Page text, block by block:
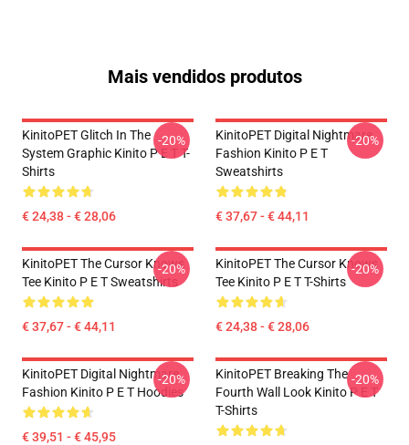
Mais vendidos produtos
KinitoPET Glitch In The
System Graphic Kinito P E T T-
Shirts
€ 24,38 - € 28,06
-20%
KinitoPET Digital Nightmare
Fashion Kinito P E T
Sweatshirts
€ 37,67 - € 44,11
-20%
KinitoPET The Cursor Knows
Tee Kinito P E T Sweatshirts
€ 37,67 - € 44,11
-20%
KinitoPET The Cursor Knows
Tee Kinito P E T T-Shirts
€ 24,38 - € 28,06
-20%
KinitoPET Digital Nightmare
Fashion Kinito P E T Hoodies
€ 39,51 - € 45,95
-20%
KinitoPET Breaking The
Fourth Wall Look Kinito P E T
T-Shirts
-20%